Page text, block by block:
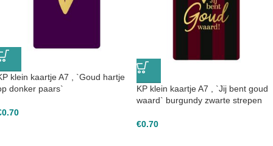
klein kaartje A7 , `Goud hartje
donker paars`
0.70
KP klein kaartje A7 , `Jij bent goud
waard` burgundy zwarte strepen
€0.70